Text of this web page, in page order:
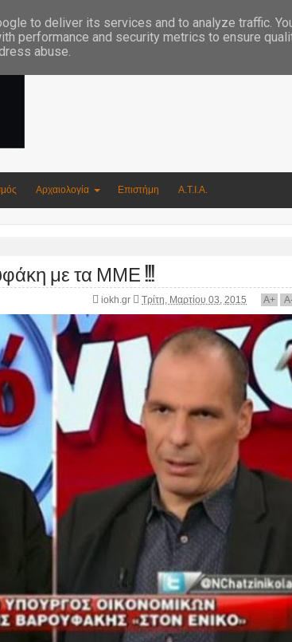
Αρχαιολογία Επιστήμη Α.Τ.Ι.Α.
με τα ΜΜΕ !!!
iokh.gr Τρίτη, Μαρτίου 03, 2015 A+ A
to deliver its services and to analyze traffic.
performance and security metrics to ensure
abuse.